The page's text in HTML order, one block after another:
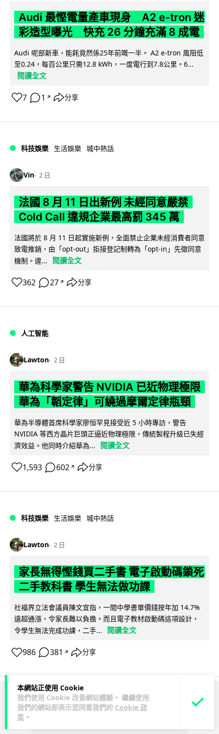
本網站正使用 Cookie
我們使用 Cookie 改善網站體驗。 繼續使用
我們的網站即表示您同意我們的 Cookie 政
策 。
Audi 最慳電量產車現身 A2 e-tron 迷
彩造型曝光 快充 26 分鐘充滿 8 成電
Audi 呢部新車，能耗竟然係25年前嘅一半。 A2 e-tron 風阻低
至0.24，每百公里只需12.8 kWh，一度電行到7.8公里。6...
閱讀全文
7 1 ↗ 分享
科技娛樂 生活娛樂 城中熱話
Vin 2 日
法國 8 月 11 日出新例 未經同意嚴禁
Cold Call 違規企業最高罰 345 萬
法國將於 8 月 11 日起實施新例，全面禁止企業未經消費者同意
致電推銷，由「opt-out」拒接登記制轉為「opt-in」先徵同意
機制。違...
閱讀全文
362 27 ↗ 分享
人工智能
Lawton 2 日
華為科學家警告 NVIDIA 已近物理極限
華為「韜定律」可繞過摩爾定律瓶頸
華為半導體首席科學家廖恒罕見接受近 5 小時專訪，警告
NVIDIA 等西方晶片巨頭正逼近物理極限，傳統製程升級已失經
濟效益。他同時介紹華為...
閱讀全文
1,593 602 ↗ 分享
科技娛樂 生活娛樂 城中熱話
Lawton 2 日
家長無得慳錢買二手書 電子啟動碼鎖死
二手教科書 學生無法做功課
社福界立法會議員陳文宜指，一間中學書單價錢按年加 14.7%
遠超通漲，令家長難以負擔。而且電子教材啟動碼這項設計，
令學生無法完成功課，二手...
閱讀全文
986 381 ↗ 分享
ADVERTISEMENT